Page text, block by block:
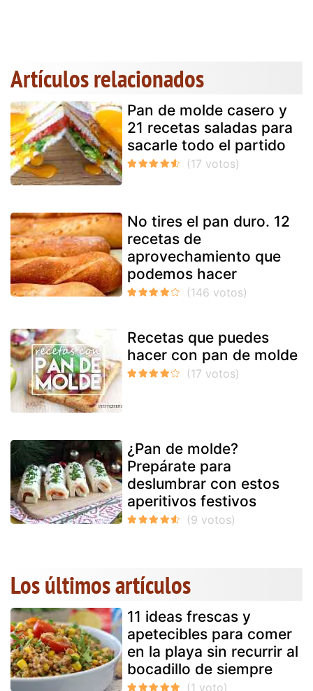
Artículos relacionados
Pan de molde casero y
21 recetas saladas para
sacarle todo el partido
No tires el pan duro. 12
recetas de
aprovechamiento que
podemos hacer
Recetas que puedes
hacer con pan de molde
¿Pan de molde?
Prepárate para
deslumbrar con estos
aperitivos festivos
Los últimos artículos
11 ideas frescas y
apetecibles para comer
en la playa sin recurrir al
bocadillo de siempre